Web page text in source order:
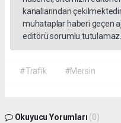
kanallarından
muhataplar haberi geçen
editörü sorumlu tutulamaz...
#Trafik #Mersin
Okuyucu Yorumları (0)